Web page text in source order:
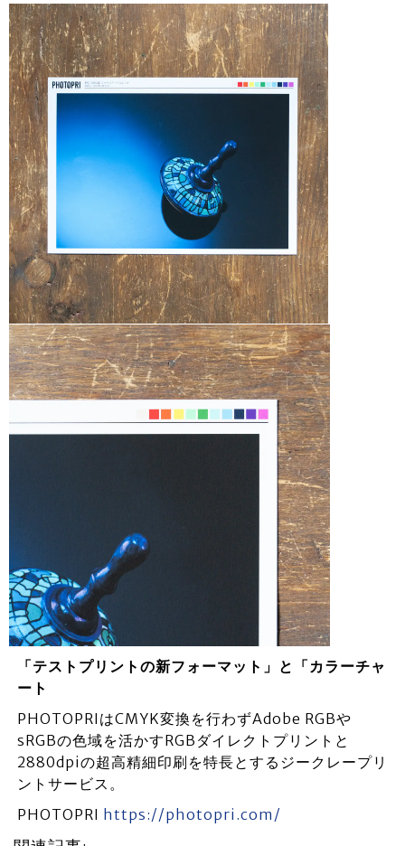
「テストプリントの新フォーマット」と「カラーチャ
ート
PHOTOPRIはCMYK変換を行わずAdobe RGBや
sRGBの色域を活かすRGBダイレクトプリントと
2880dpiの超高精細印刷を特長とするジークレープリ
ントサービス。
PHOTOPRI https://photopri.com/